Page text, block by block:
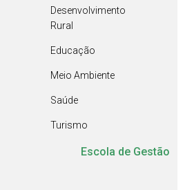
Desenvolvimento
Rural
Educação
Meio Ambiente
Saúde
Turismo
Escola de Gestão